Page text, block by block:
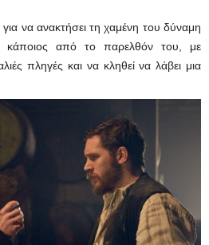
να ανακτήσει τη χαμένη του δύναμη
κάποιος από το παρελθόν του, με
πληγές και να κληθεί να λάβει μια